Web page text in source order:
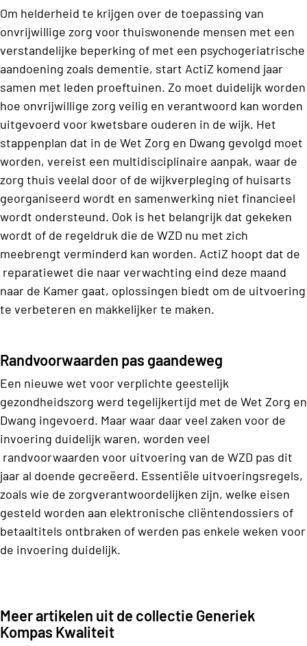
Om helderheid te krijgen over de toepassing van
onvrijwillige zorg voor thuiswonende mensen met een
verstandelijke beperking of met een psychogeriatrische
aandoening zoals dementie, start ActiZ komend jaar
samen met leden proeftuinen. Zo moet duidelijk worden
hoe onvrijwillige zorg veilig en verantwoord kan worden
uitgevoerd voor kwetsbare ouderen in de wijk. Het
stappenplan dat in de Wet Zorg en Dwang gevolgd moet
worden, vereist een multidisciplinaire aanpak, waar de
zorg thuis veelal door of de wijkverpleging of huisarts
georganiseerd wordt en samenwerking niet financieel
wordt ondersteund. Ook is het belangrijk dat gekeken
wordt of de regeldruk die de WZD nu met zich
meebrengt verminderd kan worden. ActiZ hoopt dat de
reparatiewet die naar verwachting eind deze maand
naar de Kamer gaat, oplossingen biedt om de uitvoering
te verbeteren en makkelijker te maken.
Randvoorwaarden pas gaandeweg
Een nieuwe wet voor verplichte geestelijk
gezondheidszorg werd tegelijkertijd met de Wet Zorg en
Dwang ingevoerd. Maar waar daar veel zaken voor de
invoering duidelijk waren, worden veel
randvoorwaarden voor uitvoering van de WZD pas dit
jaar al doende gecreëerd. Essentiële uitvoeringsregels,
zoals wie de zorgverantwoordelijken zijn, welke eisen
gesteld worden aan elektronische cliëntendossiers of
betaaltitels ontbraken of werden pas enkele weken voor
de invoering duidelijk.
Meer artikelen uit de collectie Generiek
Kompas Kwaliteit